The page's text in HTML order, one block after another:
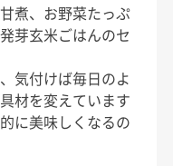
煮、お野菜たっぷ
芽玄米ごはんのセ
気付けば毎日のよ
材を変えています
に美味しくなるの